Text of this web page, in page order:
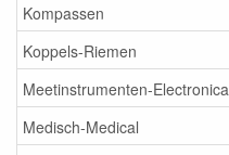
Kompassen
Koppels-Riemen
Meetinstrumenten-Electronica
Medisch-Medical